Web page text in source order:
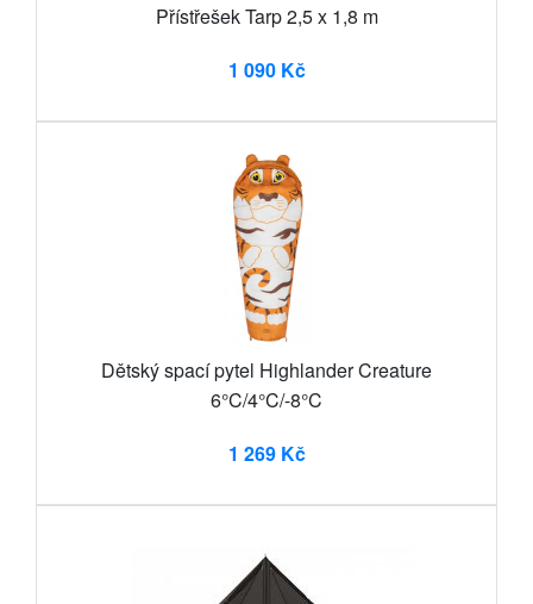
Přístřešek Tarp 2,5 x 1,8 m
1 090 Kč
Dětský spací pytel Highlander Creature
6°C/4°C/-8°C
1 269 Kč